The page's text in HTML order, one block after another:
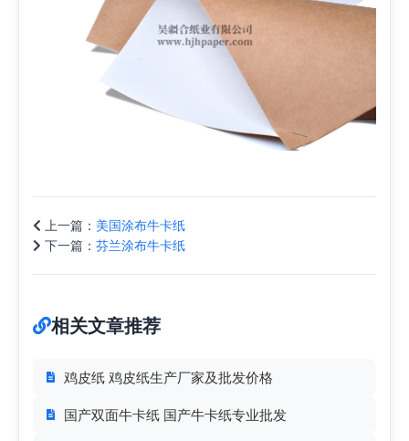
上一篇： 美国涂布牛卡纸
下一篇： 芬兰涂布牛卡纸
相关文章推荐
鸡皮纸 鸡皮纸生产厂家及批发价格
国产双面牛卡纸 国产牛卡纸专业批发